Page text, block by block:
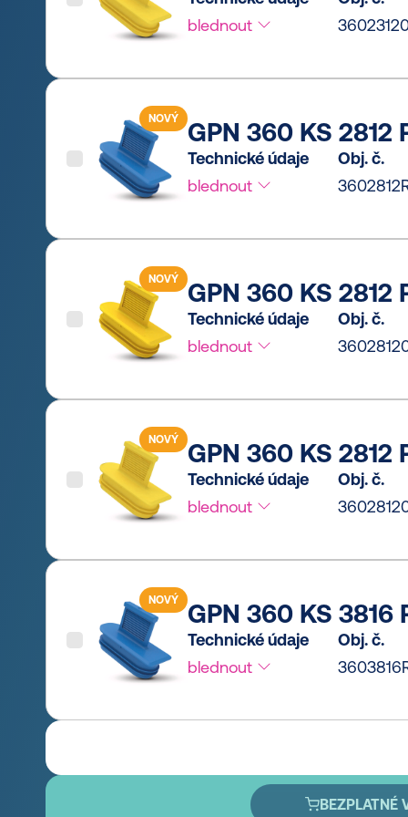
blednout
NOVÝ GPN 360 KS 2812
Technické údaje
blednout
Obj. č.
NOVÝ GPN 360 KS 2812
Technické údaje
blednout
Obj. č.
NOVÝ GPN 360 KS 2812
Technické údaje
blednout
Obj. č.
NOVÝ GPN 360 KS 3816
Technické údaje
blednout
Obj. č.
BEZPLATNÉ